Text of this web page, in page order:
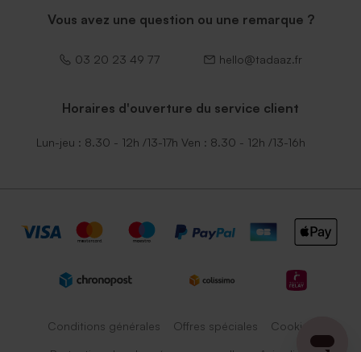
Vous avez une question ou une remarque ?
03 20 23 49 77 hello@tadaaz.fr
Horaires d'ouverture du service client
Lun-jeu : 8.30 - 12h /13-17h Ven : 8.30 - 12h /13-16h
Conditions générales Offres spéciales Cookies